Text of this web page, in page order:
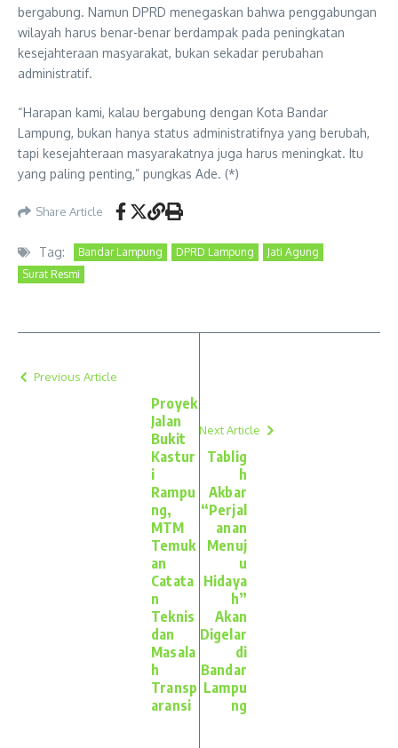
bergabung. Namun DPRD menegaskan bahwa penggabungan
wilayah harus benar-benar berdampak pada peningkatan
kesejahteraan masyarakat, bukan sekadar perubahan
administratif.
“Harapan kami, kalau bergabung dengan Kota Bandar
Lampung, bukan hanya status administratifnya yang berubah,
tapi kesejahteraan masyarakatnya juga harus meningkat. Itu
yang paling penting,” pungkas Ade. (*)
Share Article
Tag: Bandar Lampung DPRD Lampung
Jati Agung
Surat Resmi
Previous Article
Proyek
Jalan
Bukit
Kastur
i
Rampu
ng,
MTM
Temuk
an
Catata
n
Teknis
dan
Masala
h
Transp
aransi
Next Article
Tablig
h
Akbar
“Perjal
anan
Menuj
u
Hidaya
h”
Akan
Digelar
di
Bandar
Lampu
ng